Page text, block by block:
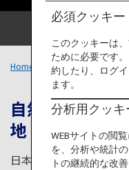
旅のお役立ち情報
ANA サービス
Home 北海道エリア
自然とグルメ
地
日本最北部の北海道。
必須クッキー
このクッキーは
ために必要です
約したり、ログ
ます。
分析用クッキ
WEBサイトの閲
を、分析や統計
トの継続的な改